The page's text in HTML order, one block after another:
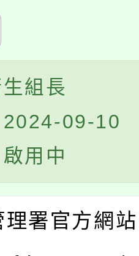
組長
2024-09-10
用中
署官方網站